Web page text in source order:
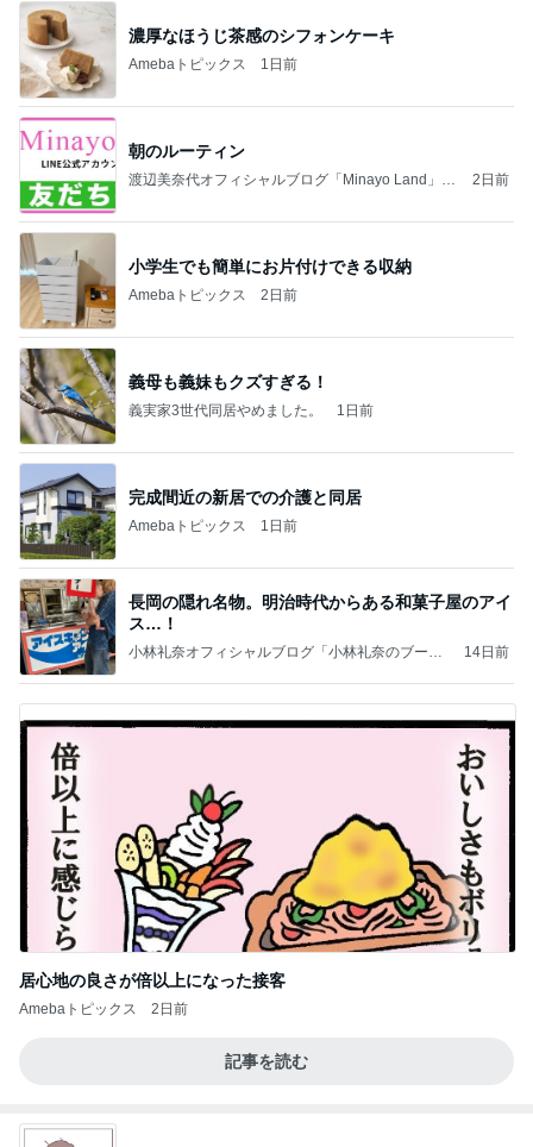
濃厚なほうじ茶感のシフォンケーキ
Amebaトピックス 1日前
朝のルーティン
渡辺美奈代オフィシャルブログ「Minayo Land」P
2日前
小学生でも簡単にお片付けできる収納
Amebaトピックス 2日前
義母も義妹もクズすぎる！
義実家3世代同居やめました。 1日前
完成間近の新居での介護と同居
Amebaトピックス 1日前
長岡の隠れ名物。明治時代からある和菓子屋のアイ
ス…！
小林礼奈オフィシャルブログ「小林礼奈のブーブ
14日前
居心地の良さが倍以上になった接客
Amebaトピックス 2日前
記事を読む